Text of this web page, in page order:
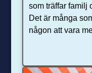
som träffar familj
Det är många
någon att vara